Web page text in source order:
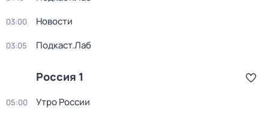
03:00 Новости
03:05 Подкаст.Лаб
Россия 1
05:00 Утро России